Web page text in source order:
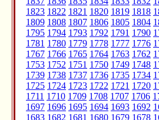
1823 1822 1821 1820 1819 1818
1809 1808 1807 1806 1805 1804
1795 1794 1793 1792 1791 1790
1781 1780 1779 1778 1777 1776
1767 1766 1765 1764 1763 1762
1753 1752 1751 1750 1749 1748
1739 1738 1737 1736 1735 1734
1725 1724 1723 1722 1721 1720
1711 1710 1709 1708 1707 1706
1697 1696 1695 1694 1693 1692
1683 1682 1681 1680 1679 1678